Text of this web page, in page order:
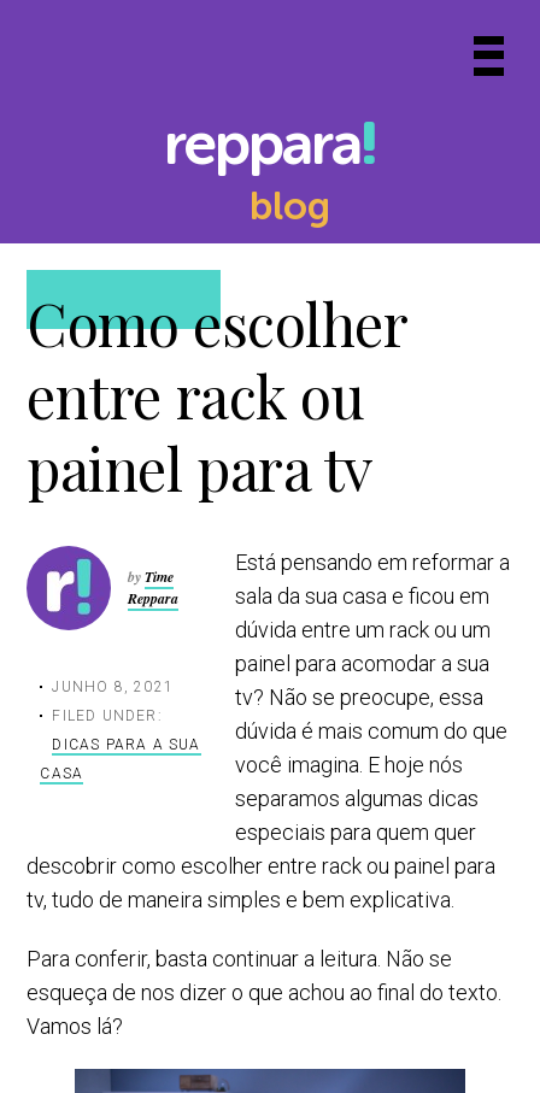
reppara
blog
Como escolher
entre rack ou
painel para tv
byTime
Reppara
JUNHO 8, 2021
FILED UNDER:
DICAS PARA A SUA
CASA
Está pensando em reformar a
sala da sua casa e ficou em
dúvida entre um rack ou um
painel para acomodar a sua
tv? Não se preocupe, essa
dúvida é mais comum do que
você imagina. E hoje nós
separamos algumas dicas
especiais para quem quer
descobrir como escolher entre rack ou painel para
tv, tudo de maneira simples e bem explicativa.
Para conferir, basta continuar a leitura. Não se
esqueça de nos dizer o que achou ao final do texto.
Vamos lá?